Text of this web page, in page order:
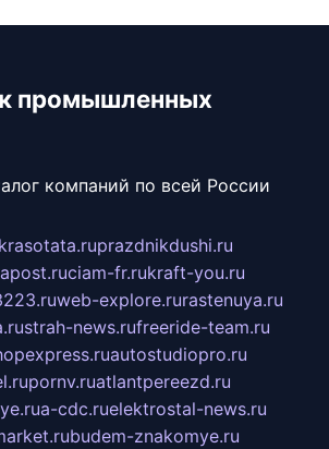
промышленных
компаний по всей России
krasotata.ruprazdnikdushi.ru
ciam-fr.rukraft-you.ru
web-explore.rurastenuya.ru
strah-news.rufreeride-team.ru
autostudiopro.ru
pornv.ruatlantpereezd.ru
a-cdc.ruelektrostal-news.ru
budem-znakomye.ru